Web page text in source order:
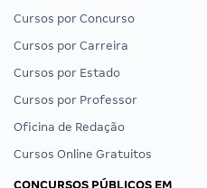
Cursos por Concurso
Cursos por Carreira
Cursos por Estado
Cursos por Professor
Oficina de Redação
Cursos Online Gratuitos
CONCURSOS PÚBLICOS EM